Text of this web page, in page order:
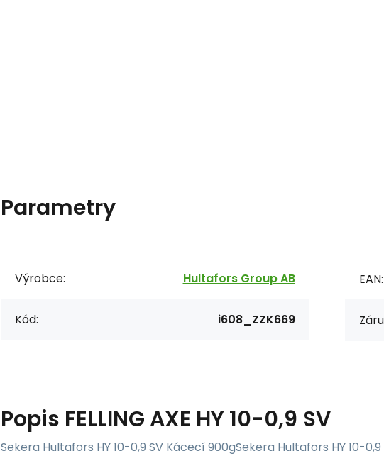
Parametry
Výrobce: Hultafors Group AB
Kód: i608_ZZK669
EAN:
Popis FELLING AXE HY 10-0,9 SV
Sekera Hultafors HY 10-0,9 SV Kácecí 900gSekera Hultafors HY 10-